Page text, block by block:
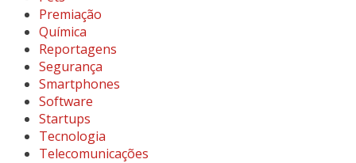
Premiação
Química
Reportagens
Segurança
Smartphones
Software
Startups
Tecnologia
Telecomunicações